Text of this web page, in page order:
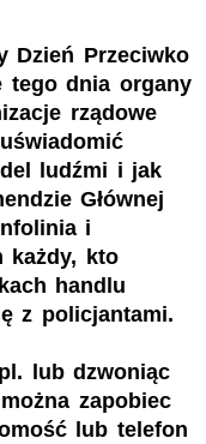
Dzień Przeciwko
tego dnia organy
rządowe
ludźmi i jak
Głównej
i
każdy, kto
handlu
z policjantami.
lub dzwoniąc
zapobiec
lub telefon